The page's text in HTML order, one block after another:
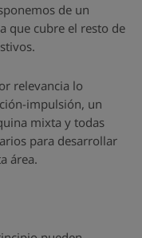
de un
que cubre el resto de
relevancia lo
impulsión, un
mixta y todas
para desarrollar
área.